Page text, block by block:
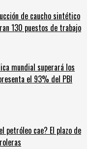
de caucho sintético
130 puestos de trabajo
mundial superará los
el 93% del PBI
petróleo cae? El plazo de